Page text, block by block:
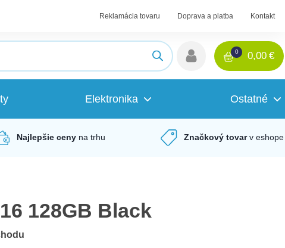
Reklamácia tovaru Doprava a platba Kontakt
0 0,00 €
Elektronika Ostatné
Najlepšie ceny na trhu Značkový tovar v eshope
128GB Black